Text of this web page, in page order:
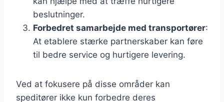
beslutninger.
Forbedret samarbejde med transportører:
At etablere stærke partnerskaber kan føre
til bedre service og hurtigere levering.
Ved at fokusere på disse områder kan
speditører ikke kun forbedre deres